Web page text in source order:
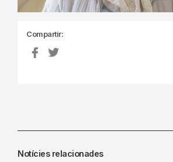
Compartir:
Notícies relacionades